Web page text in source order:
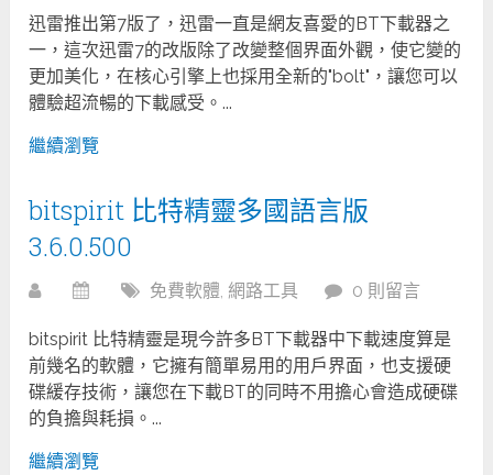
迅雷推出第7版了，迅雷一直是網友喜愛的BT下載器之
一，這次迅雷7的改版除了改變整個界面外觀，使它變的
更加美化，在核心引擎上也採用全新的"bolt"，讓您可以
體驗超流暢的下載感受。...
繼續瀏覽
bitspirit 比特精靈多國語言版
3.6.0.500
免費軟體, 網路工具 0 則留言
bitspirit 比特精靈是現今許多BT下載器中下載速度算是
前幾名的軟體，它擁有簡單易用的用戶界面，也支援硬
碟緩存技術，讓您在下載BT的同時不用擔心會造成硬碟
的負擔與耗損。...
繼續瀏覽